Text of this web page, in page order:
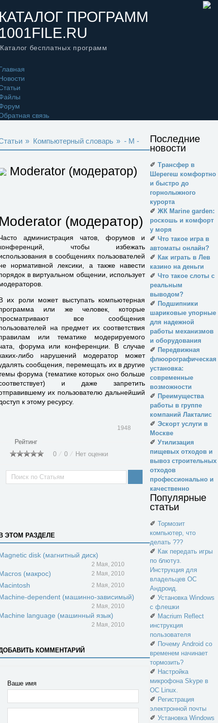
ПРОГРАММ
Каталог бесплатных программ
связь
» Компьютерный словарь » - M -
Moderator (модератор)
(модератор)
администрация чатов, форумов и
чтобы избежать
в сообщениях пользователей
нормативной лексики, а также навести
в виртуальном общении, использует
их роли может выступать компьютерная
или же человек, которые
все сообщения
на предмет их соответствия
или тематике модерируемого
форума или конференции. В случае
либо нарушений модератор может
сообщения, перемещать их в другие
форума (тематике которых оно больше
и даже запретить
их пользователю дальнейший
к этому ресурсу.
1948
Рейтинг
0 ⁄ 0 ⁄ Нет оценки
ЭТОМ РАЗДЕЛЕ
disk (магнитный диск)
2 Мая, 2010
(макрос) 2 Мая, 2010
2 Мая, 2010
dependent (машинно-зависимый)
2 Мая, 2010
language (машинный язык)
2 Мая, 2010
КОММЕНТАРИЙ
Ваше имя
Последние
новости
✐ Трансфер в
Шерегеш комфортно
и быстро до
горнолыжного
курорта
✐ ЖК Marine garden:
роскошь и комфорт
у моря
✐ Что такое игра в
автоматы онлайн?
✐ Как играть в Лев
казино на деньги
✐ Что такое слоты с
реальным
выводом?
✐ Подшипники
шариковые упорные
для надежной
работы механизмов
и оборудования
✐ Передвижная
флюорографическая
установка:
современные
возможности
✐ Преимущества
работы в группе
компаний Лакталис
✐ Эскорт услуги в
Москве
✐ Утилизация
пищевых отходов и
вывоз строительных
отходов
профессионально и
качественно
Популярные
статьи
✐ Тормозит
компьютер, что
делать ???
✐ Как передать игры
по блютуз.
Инструкция для
владельцев ОС
Андроид.
✐ Установка Windows
с флешки
✐ Macrium Reflect
инструкция
пользователя
✐ Почему Android со
временем начинает
тормозить?
✐ Настройка
микрофона Skype в
ОС Linux.
✐ Регистрация
электронной почты
✐ Установка Windows